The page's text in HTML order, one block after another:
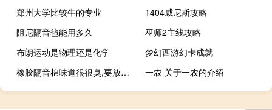
郑州大学比较牛的专业
1404威尼斯攻略
阻尼隔音毡能用多久
巫师2主线攻略
布朗运动是物理还是化学
梦幻西游幻卡成就
橡胶隔音棉味道很很臭,要放多久才散去
一农 关于一农的介绍